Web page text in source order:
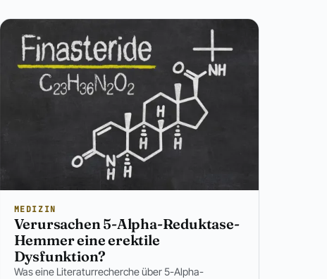
MEDIZIN
Verursachen 5-Alpha-Reduktase-
Hemmer eine erektile
Dysfunktion?
Was eine Literaturrecherche über 5-Alpha-